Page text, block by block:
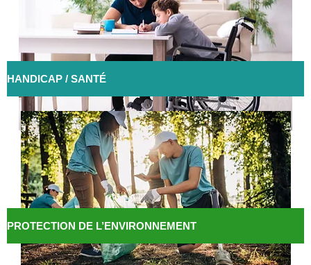
HANDICAP / SANTÉ
PROTECTION DE L’ENVIRONNEMENT